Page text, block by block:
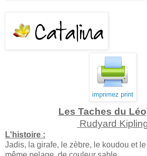
imprimez print
Les Taches du
Rudyard
L'histoire :
Jadis, la girafe, le zèbre, le koudou et